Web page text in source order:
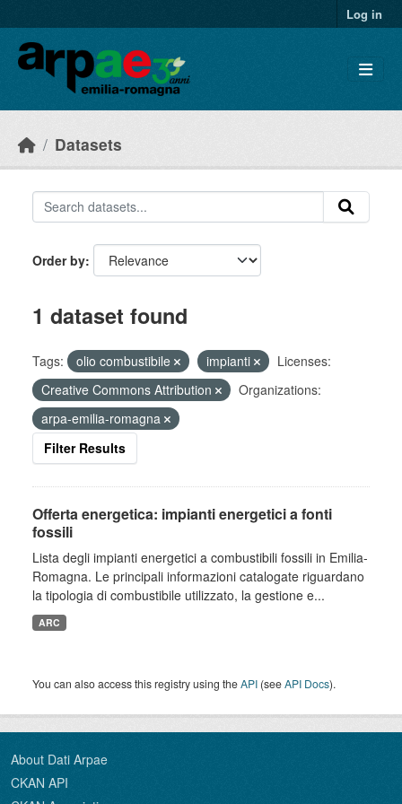
Log in
Datasets
Order by
1 dataset found
Tags: olio combustibile impianti
Licenses:
Creative Commons Attribution
Organizations:
arpa-emilia-romagna
Filter Results
Offerta energetica: impianti energetici a fonti
fossili
Lista degli impianti energetici a combustibili fossili in Emilia-
Romagna. Le principali informazioni catalogate riguardano
la tipologia di combustibile utilizzato, la gestione e...
ARC
You can also access this registry using theAPI (seeAPI Docs).
About Dati Arpae
CKAN API